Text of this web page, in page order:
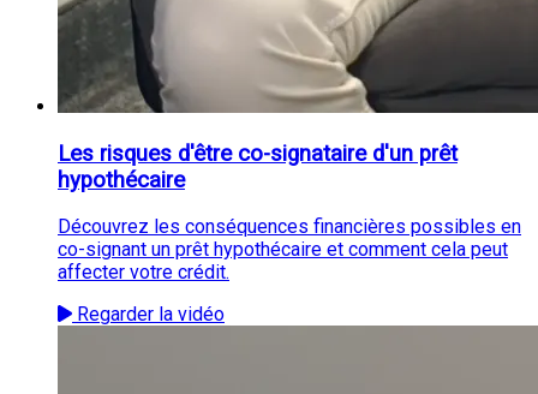
Les risques d'être co-signataire d'un prêt
hypothécaire
Découvrez les conséquences financières possibles en
co-signant un prêt hypothécaire et comment cela peut
affecter votre crédit.
Regarder la vidéo